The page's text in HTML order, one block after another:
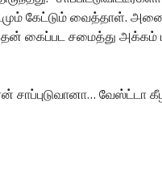
கேட்டும் வைத்தாள்.
தன் கைப்பட சமைத்து அக்கம்
வேஸ்ட்டா